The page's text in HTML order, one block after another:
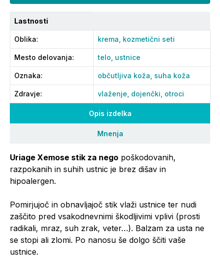
Opis izdelka
Mnenja
Uriage Xemose stik za nego poškodovanih,
razpokanih in suhih ustnic je brez dišav in
hipoalergen.
Pomirjujoč in obnavljajoč stik vlaži ustnice ter nudi
zaščito pred vsakodnevnimi škodljivimi vplivi (prosti
radikali, mraz, suh zrak, veter…). Balzam za usta ne
se stopi ali zlomi. Po nanosu še dolgo ščiti vaše
ustnice.
Lastnosti
Oblika: krema, kozmetični seti
Mesto delovanja: telo, ustnice
Oznaka: občutljiva koža, suha koža
Zdravje: vlaženje, dojenčki, otroci